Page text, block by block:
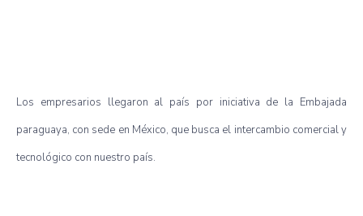
Los empresarios llegaron al país por iniciativa de la Embajada
paraguaya, con sede en México, que busca el intercambio comercial y
tecnológico con nuestro país.